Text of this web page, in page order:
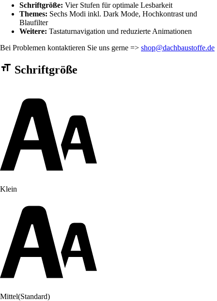
Schriftgröße: Vier Stufen für optimale Lesbarkeit
Themes: Sechs Modi inkl. Dark Mode, Hochkontrast und
Blaufilter
Weitere: Tastaturnavigation und reduzierte Animationen
Bei Problemen kontaktieren Sie uns gerne => shop@dachbaustoffe.de
Barrierefreiheit Einstellungen Formular
Schriftgröße
Klein
Mittel(Standard)